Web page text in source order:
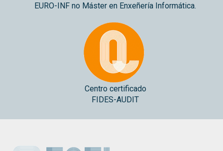
EURO-INF no Máster en Enxeñería Informática.
Centro certificado
FIDES-AUDIT
ESEI